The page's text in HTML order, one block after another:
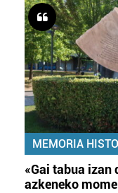
MEMORIA
«Gai tabua izan
azkeneko